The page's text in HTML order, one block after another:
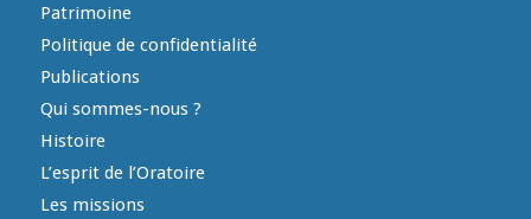
Patrimoine
Politique de confidentialité
Publications
Qui sommes-nous ?
Histoire
L’esprit de l’Oratoire
Les missions